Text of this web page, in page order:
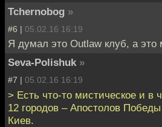
Tchernobog »
#6 | 05.02.16 16:19
Я думал это Outlaw клуб, а это
Seva-Polishuk »
#7 | 05.02.16 16:19
> Есть что-то мистическое и в
12 городов – Апостолов
Киев.